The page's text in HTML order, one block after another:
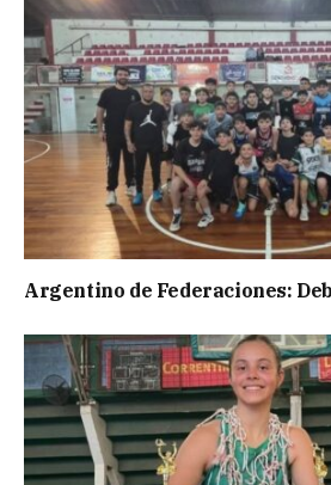
Argentino de Federaciones: